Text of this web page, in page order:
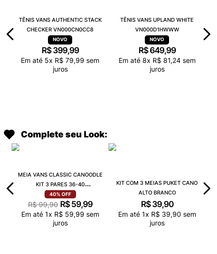
TÊNIS VANS AUTHENTIC STACK
CHECKER VN000CN0CC8
R$ 399,99
Em até 5x R$ 79,99 sem
juros
TÊNIS VANS UPLAND WHITE
VN000D1HWWW
R$ 649,99
Em até 8x R$ 81,24sem
juros
Complete seu Look:
MEIA VANS CLASSIC CANOODLE
KIT 3 PARES 36-40
VN000QCAJU4
40% OFF
R$ 99,90 R$ 59,99
Em até 1x R$ 59,99 sem
juros
KIT COM 3 MEIAS PUKET CANO
ALTO BRANCO
R$ 39,90
Em até 1x R$ 39,90 sem
juros